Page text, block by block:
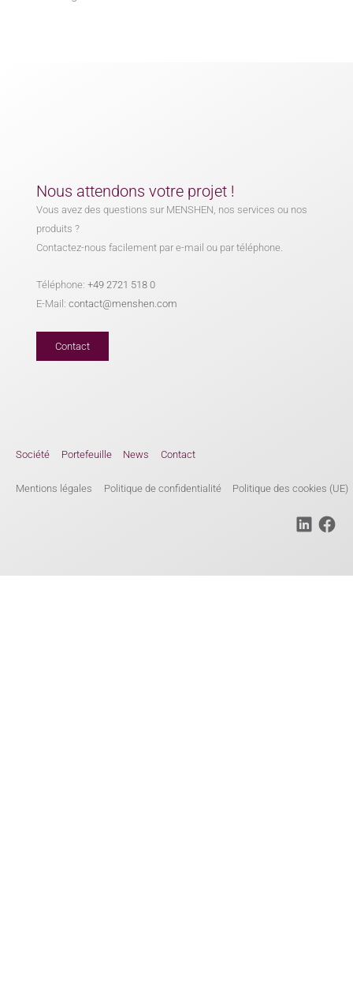
Nous attendons votre projet !
Vous avez des questions sur MENSHEN, nos services ou nos
produits ?
Contactez-nous facilement par e-mail ou par téléphone.
Téléphone:+49 2721 518 0
E-Mail:contact@menshen.com
Contact
Société Portefeuille News Contact
Mentions légales Politique de confidentialité Politique des cookies (UE)